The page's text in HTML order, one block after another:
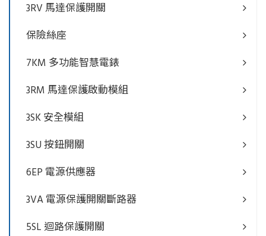
3RV 馬達保護開關
保險絲座
7KM 多功能智慧電錶
3RM 馬達保護啟動模組
3SK 安全模組
3SU 按鈕開關
6EP 電源供應器
3VA 電源保護開關斷路器
5SL 迴路保護開關